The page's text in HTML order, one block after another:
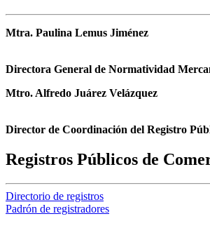
Mtra. Paulina Lemus Jiménez
Directora General de Normatividad
Mtro. Alfredo Juárez Velázquez
Director de Coordinación del Registro
Registros Públicos de
Directorio de registros
Padrón de registradores